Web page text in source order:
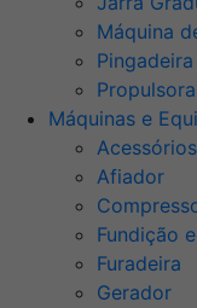
Máquina
Máquinas e
Afiador
Fundição
Furadeira
Gerador